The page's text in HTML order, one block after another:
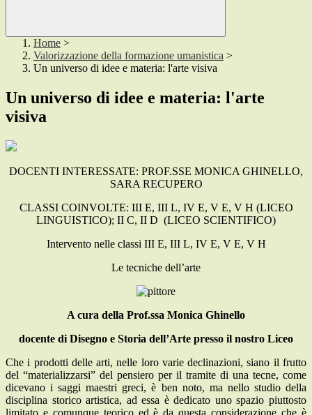
Home >
Valorizzazione della formazione umanistica >
Un universo di idee e materia: l'arte visiva
Un universo di idee e materia: l'arte
visiva
DOCENTI INTERESSATE: PROF.SSE MONICA GHINELLO,
SARA RECUPERO
CLASSI COINVOLTE: III E, III L, IV E, V E, V H (LICEO
LINGUISTICO); II C, II D (LICEO SCIENTIFICO)
Intervento nelle classi III E, III L, IV E, V E, V H
Le tecniche dell’arte
A cura della Prof.ssa Monica Ghinello
docente di Disegno e Storia dell’Arte presso il nostro Liceo
Che i prodotti delle arti, nelle loro varie declinazioni, siano il frutto
del “materializzarsi” del pensiero per il tramite di una tecne, come
dicevano i saggi maestri greci, è ben noto, ma nello studio della
disciplina storico artistica, ad essa è dedicato uno spazio piuttosto